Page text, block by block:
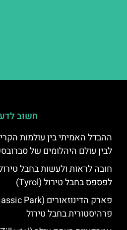
חשוב
ההבדל האמיתי בין עולמות
לבין עולם היהלומים של
חובה לראות ולעשות בחבל
לפספס בחבל טירול (Tyrol)
פרהיסטורית בחבל טירול